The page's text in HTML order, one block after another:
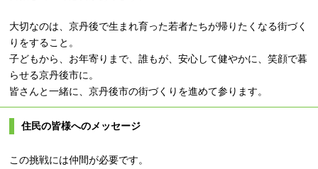
大切なのは、京丹後で生まれ育った若者たちが帰りたくなる街づく
りをすること。
子どもから、お年寄りまで、誰もが、安心して健やかに、笑顔で暮
らせる京丹後市に。
皆さんと一緒に、京丹後市の街づくりを進めて参ります。
住民の皆様へのメッセージ
この挑戦には仲間が必要です。